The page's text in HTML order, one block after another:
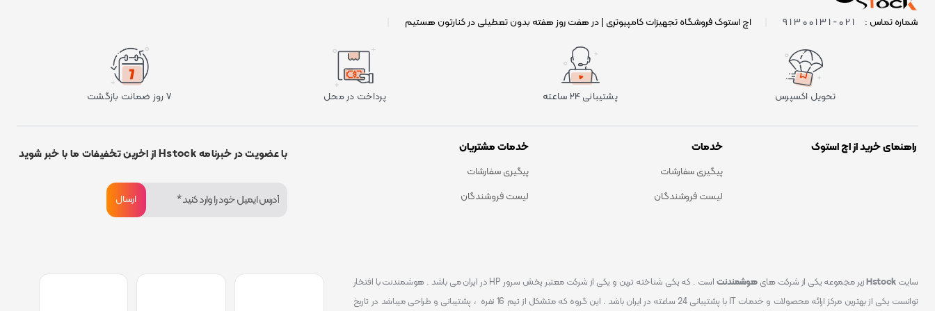
شماره تماس : 021-91300131 اچ استوک فروشگاه تجهیزات کامپیوتری | در هفت روز هفته بدون تعطیلی در کنارتون هستیم
تحویل اکسپرس پشتیبانی ۲۴ ساعته پرداخت در محل ۷ روز ضمانت بازگشت
راهنمای خرید از اچ استوک خدمات
پیگیری سفارشات
لیست فروشندگان
خدمات مشتریان
پیگیری سفارشات
لیست فروشندگان
با عضویت در خبرنامه Hstock از اخرین تخفیفات ما با خبر شوید
سایت Hstockزیر مجموعه یکی از شرکت هایهوشمندنت
است . که یکی شناخته ترین و یکی از شرکت معتبر پخش سرور HP در ایران می باشد . هوشمندنت با افتخار
توانست یکی از بهترین مرکز ارائه محصولات و خدمات IT با پشتیبانی 24 ساعته در ایران باشد . این گروه که متشکل از تیم 16 نفره ، پشتیبانی و طراحی میباشد در تاریخ